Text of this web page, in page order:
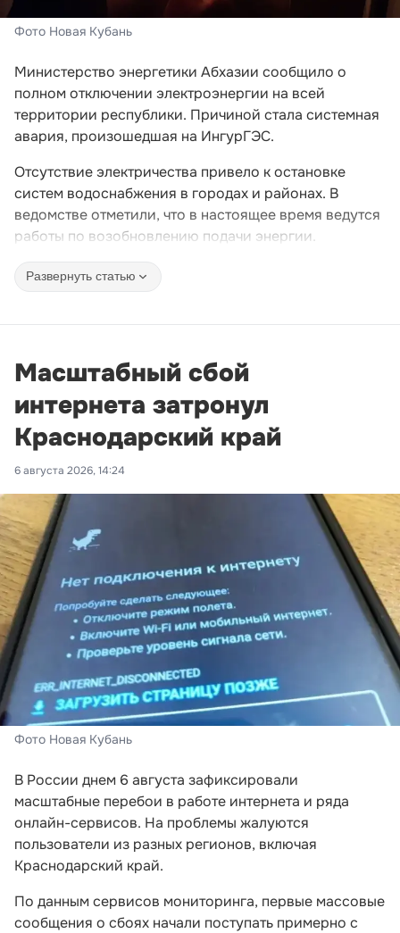
Фото Новая Кубань
Министерство энергетики Абхазии сообщило о
полном отключении электроэнергии на всей
территории республики. Причиной стала системная
авария, произошедшая на ИнгурГЭС.
Отсутствие электричества привело к остановке
систем водоснабжения в городах и районах. В
ведомстве отметили, что в настоящее время ведутся
работы по возобновлению подачи энергии.
Развернуть статью
Масштабный сбой
интернета затронул
Краснодарский край
6 августа 2026, 14:24
Фото Новая Кубань
В России днем 6 августа зафиксировали
масштабные перебои в работе интернета и ряда
онлайн-сервисов. На проблемы жалуются
пользователи из разных регионов, включая
Краснодарский край.
По данным сервисов мониторинга, первые массовые
сообщения о сбоях начали поступать примерно с